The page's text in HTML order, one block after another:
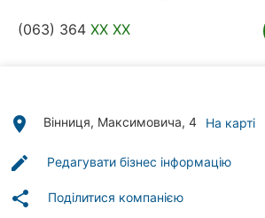
клініки
рубрики
(063) 364 XX XX
place Вінниця, Максимовича, 4 На карті
edit Редагувати бізнес інформацію
share Поділитися компанією